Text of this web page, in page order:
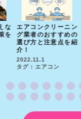
な
を
エアコンクリーニン
グ業者のおすすめの
選び方と注意点を紹
介！
2022.11.1
タグ : エアコン